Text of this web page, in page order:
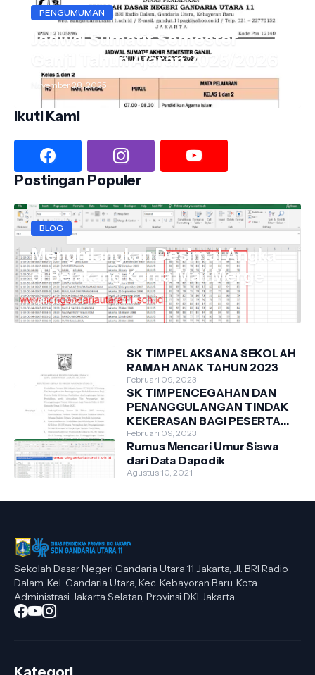
PENGUMUMAN
Jadwal Sumatif Semester
Ganjil Tahun Ajaran 2025/2026
November 28, 2025
Ikuti Kami
Postingan Populer
BLOG
Menghilangkan Desimal Angka
di Belakang Koma Mail Merge
April 10, 2021
SK TIM PELAKSANA SEKOLAH
RAMAH ANAK TAHUN 2023
Februari 09, 2023
SK TIM PENCEGAHAN DAN
PENANGGULANGAN TINDAK
KEKERASAN BAGI PESERTA
DIDIK DI SDN GANDARIA
UTARA 11 TAHUN 2023
Februari 09, 2023
Rumus Mencari Umur Siswa
dari Data Dapodik
Agustus 10, 2021
Sekolah Dasar Negeri Gandaria Utara 11 Jakarta, Jl. BRI Radio
Dalam, Kel. Gandaria Utara, Kec. Kebayoran Baru, Kota
Administrasi Jakarta Selatan, Provinsi DKI Jakarta